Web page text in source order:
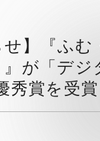
せ】『ふ
が「デジ
秀賞を受賞